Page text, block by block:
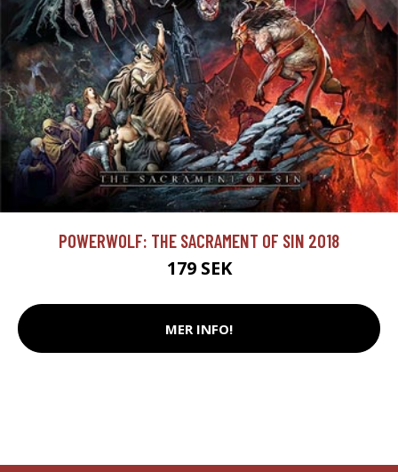
POWERWOLF: THE SACRAMENT OF SIN 2018
179 SEK
MER INFO!